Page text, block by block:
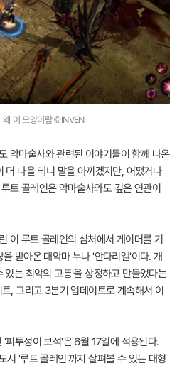
왜 이 모양이람 ©INVEN
악마술사와 관련된 이야기들이 함께 나온
더 나을 테니 말을 아끼겠지만, 어쨌거나
트 골레인은 악마술사와도 깊은 연관이
이 루트 골레인의 심처에서 게이머를 기
받아온 대악마 누나 '안다리엘'이다. 개
있는 최악의 고통'을 상정하고 만들었다는
, 그리고 3분기 업데이트로 계속해서 이
피투성이 보석'은 6월 17일에 적용된다.
시 '루트 골레인'까지 살펴볼 수 있는 대형